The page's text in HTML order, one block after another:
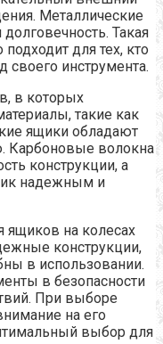
Металлические
Такая
для тех, кто
своего инструмента.
в которых
такие как
ящики обладают
Карбоновые волокна
конструкции, а
надежным и
на колесах
конструкции,
в использовании.
в безопасности
При выборе
на его
выбор для